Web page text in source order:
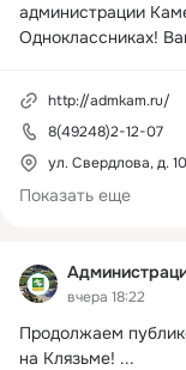
вчера 18:22
Продолжаем
на Клязьме! ...
администрации
Одноклассниках!
деятельности
Общая информация
муниципального
орган, наделенный
Камешковского
государственных
местного
http://admkam.ru/
8(49248)2-12-07
ул. Свердлова, д.
Показать еще